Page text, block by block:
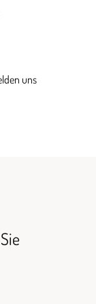
uns